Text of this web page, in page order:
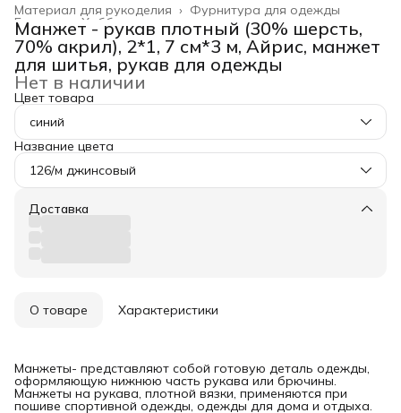
Фурнитура для одежды
Материал для рукоделия ›
Хобби и творчество ›
Главная ›
Манжет - рукав плотный (30% шерсть,
70% акрил), 2*1, 7 см*3 м, Айрис, манжет
для шитья, рукав для одежды
Нет в наличии
Цвет товара
синий
Название цвета
126/м джинсовый
Доставка
О товаре Характеристики
Манжеты- представляют собой готовую деталь одежды,
оформляющую нижнюю часть рукава или брючины.
Манжеты на рукава, плотной вязки, применяются при
пошиве спортивной одежды, одежды для дома и отдыха.